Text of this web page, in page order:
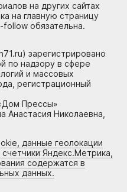
на других сайтах
на главную страницу
обязательна.
зарегистрировано
по надзору в сфере
и массовых
регистрационный
Прессы»
Анастасия Николаевна,
данные геолокации
Яндекс.Метрика,
содержатся в
данных.